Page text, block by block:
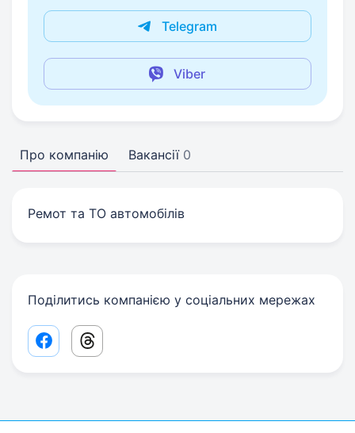
Telegram
Viber
Про компанію Вакансії 0
Ремот та ТО автомобілів
Поділитись компанією у соціальних мережах
Facebook share link
Threads share link